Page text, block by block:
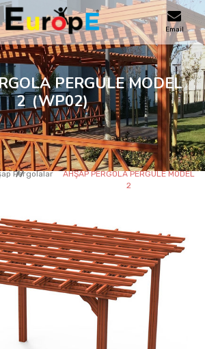
Email
PERGULE MODEL
2 (WP02)
Pergolalar
AHŞAP PERGOLA PERGULE MODEL
2